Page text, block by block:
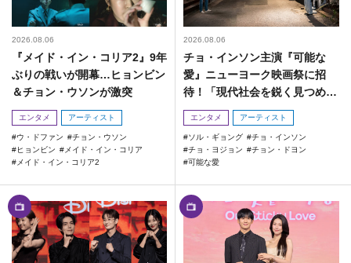
2026.08.06
『メイド・イン・コリア2』9年
ぶりの戦いが開幕…ヒョンビン
＆チョン・ウソンが激突
エンタメ アーティスト
ウ・ドファン
チョン・ウソン
ヒョンビン
メイド・イン・コリア
メイド・イン・コリア2
2026.08.06
チョ・インソン主演『可能な
愛』ニューヨーク映画祭に招
待！「現代社会を鋭く見つめた
作品」
エンタメ アーティスト
ソル・ギョング
チョ・インソン
チョ・ヨジョン
チョン・ドヨン
可能な愛